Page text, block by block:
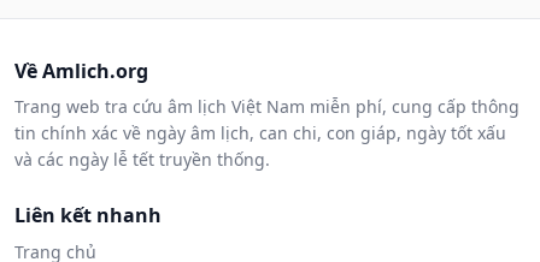
Về Amlich.org
Trang web tra cứu âm lịch Việt Nam miễn phí, cung cấp thông
tin chính xác về ngày âm lịch, can chi, con giáp, ngày tốt xấu
và các ngày lễ tết truyền thống.
Liên kết nhanh
Trang chủ